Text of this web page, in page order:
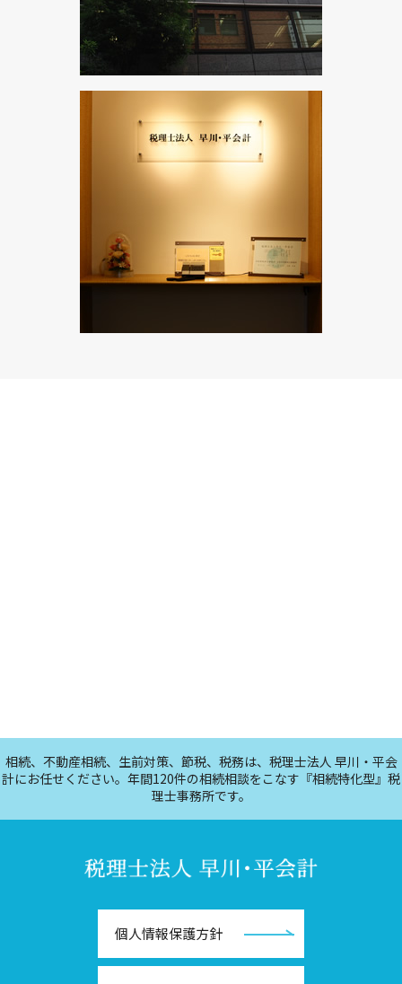
相続、不動産相続、生前対策、節税、税務は、税理士法人 早川・平会
計にお任せください。年間120件の相続相談をこなす『相続特化型』税
理士事務所です。
個人情報保護方針